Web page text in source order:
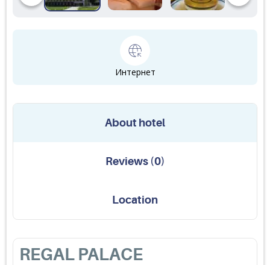
Интернет
About hotel
Reviews(0)
Location
REGAL PALACE